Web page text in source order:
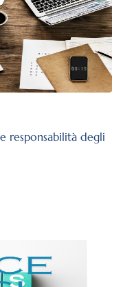
responsabilità degli